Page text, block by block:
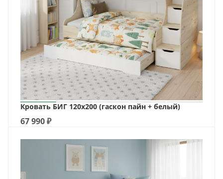
Кровать БИГ 120х200 (гаскон пайн + белый)
67 990₽